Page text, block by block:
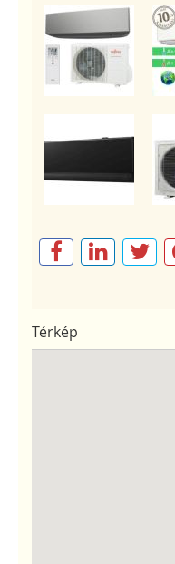
Térkép